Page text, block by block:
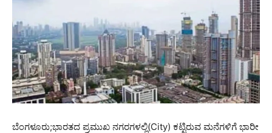
ಬೆಂಗಳೂರು;ಭಾರತದ ಪ್ರಮುಖ ನಗರಗಳಲ್ಲಿ(City) ಕಟ್ಟಿರುವ ಮನೆಗಳಿಗೆ ಭಾರೀ